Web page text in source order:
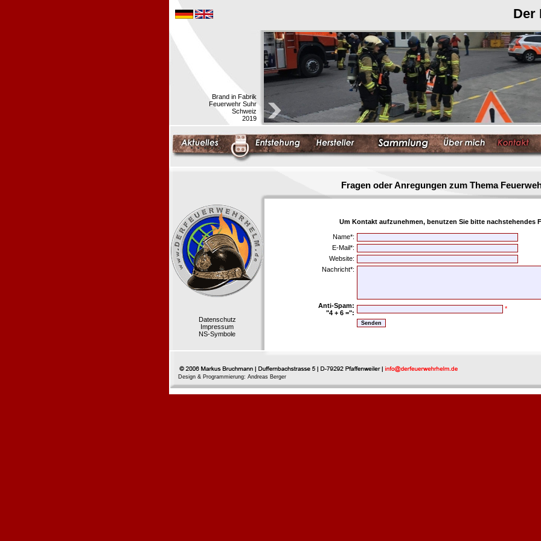
Der
Brand in Fabrik
Feuerwehr Suhr
Schweiz
2019
Fragen oder Anregungen zum Thema
Datenschutz
Impressum
NS-Symbole
Um Kontakt aufzunehmen, benutzen Sie bitte nachstehendes
Name*:
E-Mail*:
Website:
Nachricht*:
Anti-Spam:
"4 + 6 =":
*
Design & Programmierung: Andreas Berger